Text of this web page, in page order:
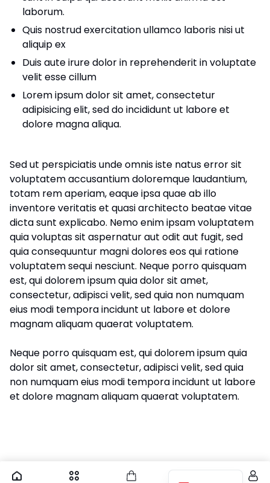
laborum.
Quis nostrud exercitation ullamco laboris nisi ut
aliquip ex
Duis aute irure dolor in reprehenderit in voluptate
velit esse cillum
Lorem ipsum dolor sit amet, consectetur
adipisicing elit, sed do incididunt ut labore et
dolore magna aliqua.
Sed ut perspiciatis unde omnis iste natus error sit
voluptatem accusantium doloremque laudantium,
totam rem aperiam, eaque ipsa quae ab illo
inventore veritatis et quasi architecto beatae vitae
dicta sunt explicabo. Nemo enim ipsam voluptatem
quia voluptas sit aspernatur aut odit aut fugit, sed
quia consequuntur magni dolores eos qui ratione
voluptatem sequi nesciunt. Neque porro quisquam
est, qui dolorem ipsum quia dolor sit amet,
consectetur, adipisci velit, sed quia non numquam
eius modi tempora incidunt ut labore et dolore
magnam aliquam quaerat voluptatem.
Neque porro quisquam est, qui dolorem ipsum quia
dolor sit amet, consectetur, adipisci velit, sed quia
non numquam eius modi tempora incidunt ut labore
et dolore magnam aliquam quaerat voluptatem.